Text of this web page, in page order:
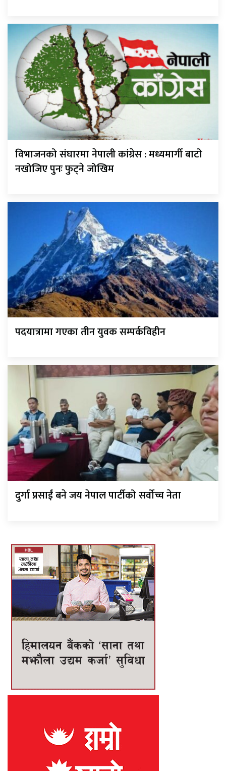
विभाजनको संघारमा नेपाली कांग्रेस : मध्यमार्गी बाटो
नखोजिए पुनः फुट्ने जोखिम
पदयात्रामा गएका तीन युवक सम्पर्कविहीन
दुर्गा प्रसाईं बने जय नेपाल पार्टीको सर्वोच्च नेता